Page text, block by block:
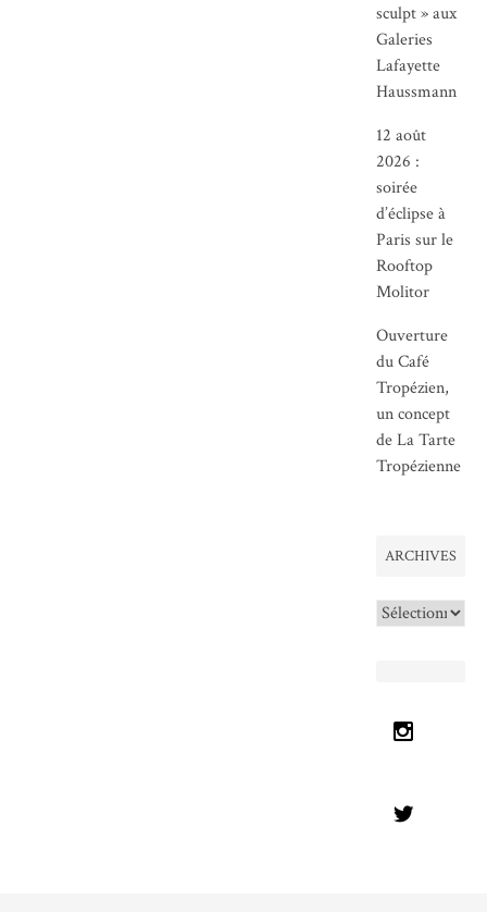
sculpt » aux
Galeries
Lafayette
Haussmann
12 août
2026 :
soirée
d’éclipse à
Paris sur le
Rooftop
Molitor
Ouverture
du Café
Tropézien,
un concept
de La Tarte
Tropézienne
ARCHIVES
Archives